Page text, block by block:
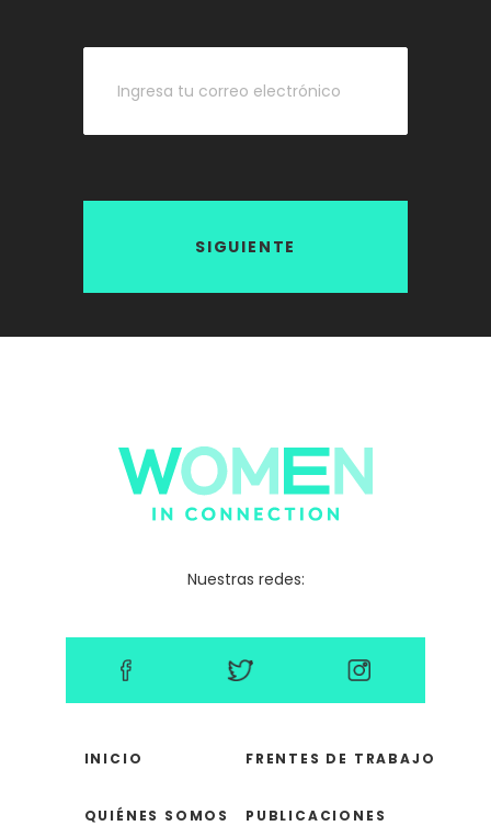
SIGUIENTE
Nuestras redes:
INICIO
QUIÉNES SOMOS
FRENTES DE TRABAJO
PUBLICACIONES